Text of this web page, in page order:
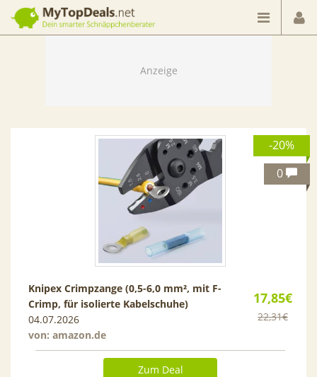
Dein smarter Schnäppchenberater
-20%
0
17,85€
22,31€
Knipex Crimpzange (0,5-6,0 mm², mit F-
Crimp, für isolierte Kabelschuhe)
04.07.2026
von: amazon.de
Zum Deal